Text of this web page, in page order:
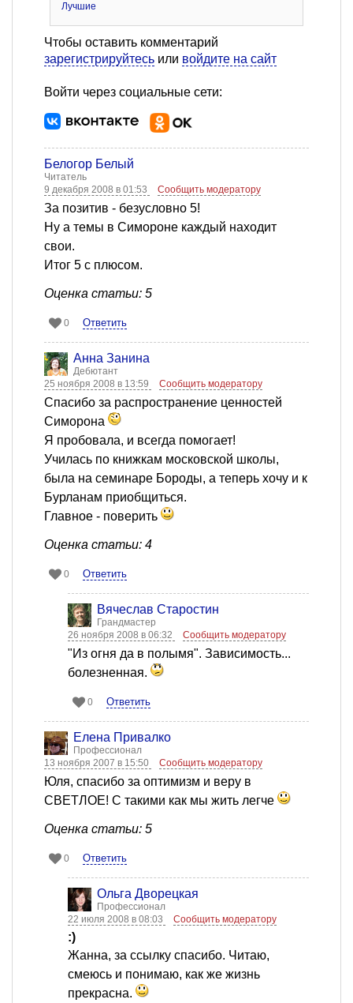
Лучшие
Чтобы оставить комментарий
зарегистрируйтесь или войдите на сайт
Войти через социальные сети:
Белогор Белый
Читатель
9 декабря 2008 в 01:53
Сообщить модератору
За позитив - безусловно 5!
Ну а темы в Симороне каждый находит
свои.
Итог 5 с плюсом.
Оценка статьи: 5
0 Ответить
Анна Занина
Дебютант
25 ноября 2008 в 13:59
Сообщить модератору
Спасибо за распространение ценностей
Симорона
Я пробовала, и всегда помогает!
Училась по книжкам московской школы,
была на семинаре Бороды, а теперь хочу и к
Бурланам приобщиться.
Главное - поверить
Оценка статьи: 4
0 Ответить
Вячеслав Старостин
Грандмастер
26 ноября 2008 в 06:32
Сообщить модератору
"Из огня да в полымя". Зависимость...
болезненная.
0 Ответить
Елена Привалко
Профессионал
13 ноября 2007 в 15:50
Сообщить модератору
Юля, спасибо за оптимизм и веру в
СВЕТЛОЕ! С такими как мы жить легче
Оценка статьи: 5
0 Ответить
Ольга Дворецкая
Профессионал
22 июля 2008 в 08:03
Сообщить модератору
:)
Жанна, за ссылку спасибо. Читаю,
смеюсь и понимаю, как же жизнь
прекрасна.